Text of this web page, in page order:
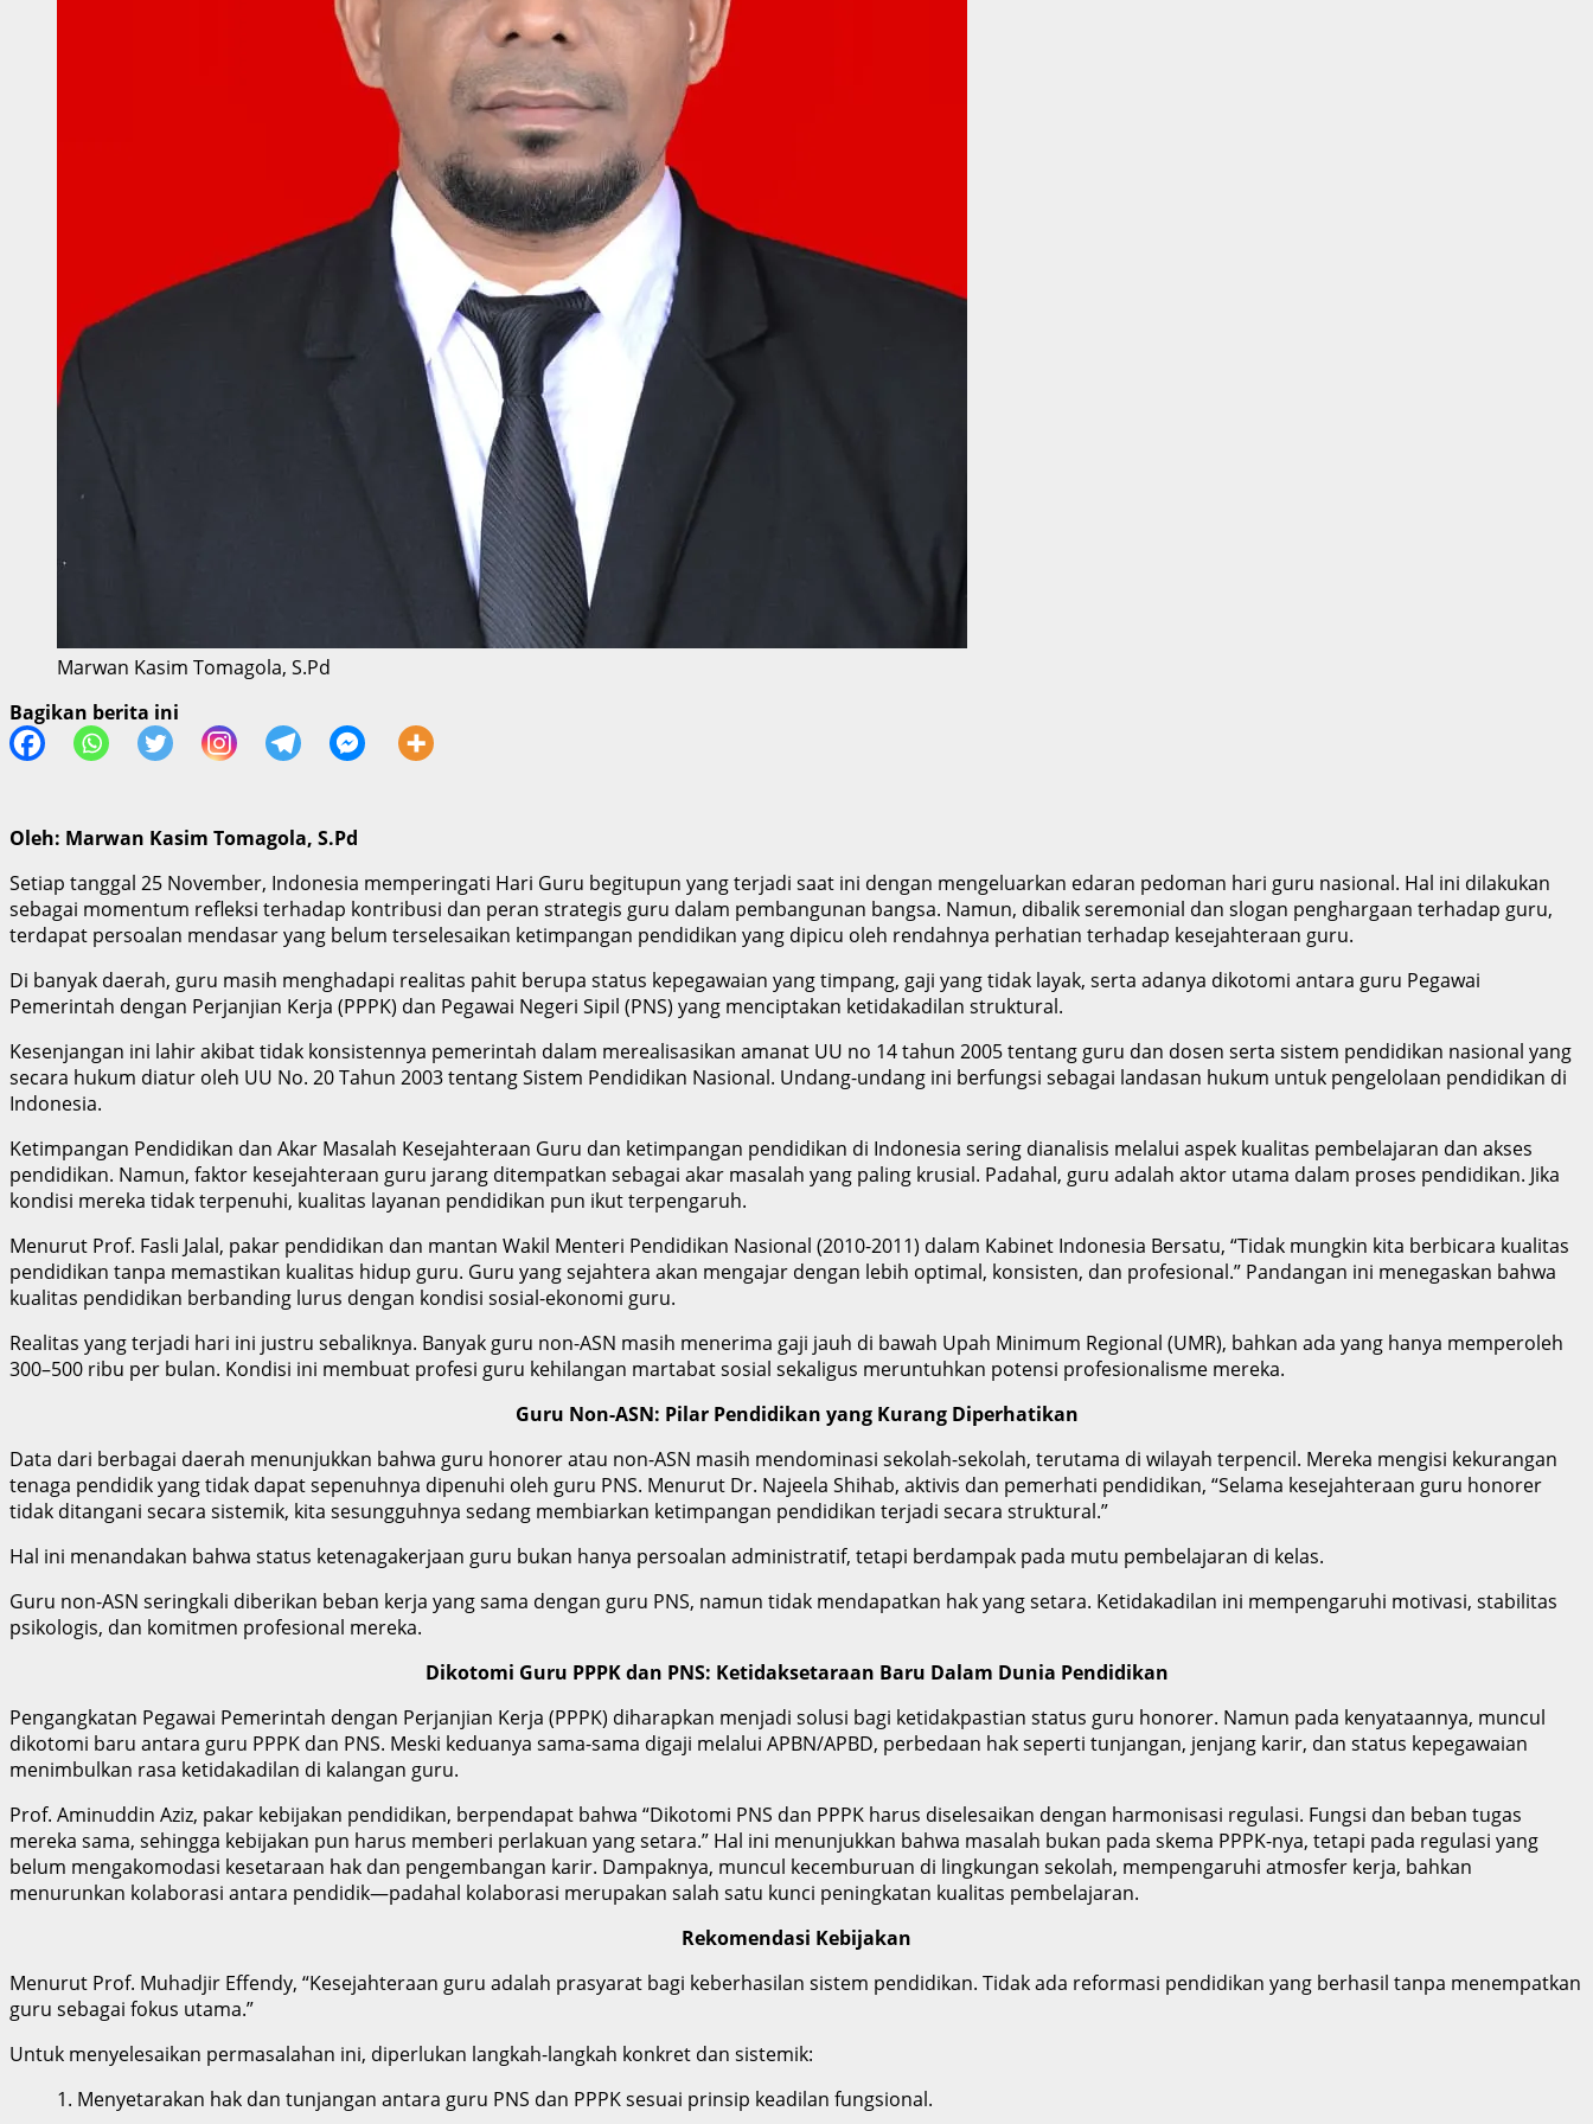
Marwan Kasim Tomagola, S.Pd
Bagikan berita ini
Oleh: Marwan Kasim Tomagola, S.Pd
Setiap tanggal 25 November, Indonesia memperingati Hari Guru begitupun yang terjadi saat ini dengan mengeluarkan edaran pedoman hari guru nasional. Hal ini dilakukan
sebagai momentum refleksi terhadap kontribusi dan peran strategis guru dalam pembangunan bangsa. Namun, dibalik seremonial dan slogan penghargaan terhadap guru,
terdapat persoalan mendasar yang belum terselesaikan ketimpangan pendidikan yang dipicu oleh rendahnya perhatian terhadap kesejahteraan guru.
Di banyak daerah, guru masih menghadapi realitas pahit berupa status kepegawaian yang timpang, gaji yang tidak layak, serta adanya dikotomi antara guru Pegawai
Pemerintah dengan Perjanjian Kerja (PPPK) dan Pegawai Negeri Sipil (PNS) yang menciptakan ketidakadilan struktural.
Kesenjangan ini lahir akibat tidak konsistennya pemerintah dalam merealisasikan amanat UU no 14 tahun 2005 tentang guru dan dosen serta sistem pendidikan nasional yang
secara hukum diatur oleh UU No. 20 Tahun 2003 tentang Sistem Pendidikan Nasional. Undang-undang ini berfungsi sebagai landasan hukum untuk pengelolaan pendidikan di
Indonesia.
Ketimpangan Pendidikan dan Akar Masalah Kesejahteraan Guru dan ketimpangan pendidikan di Indonesia sering dianalisis melalui aspek kualitas pembelajaran dan akses
pendidikan. Namun, faktor kesejahteraan guru jarang ditempatkan sebagai akar masalah yang paling krusial. Padahal, guru adalah aktor utama dalam proses pendidikan. Jika
kondisi mereka tidak terpenuhi, kualitas layanan pendidikan pun ikut terpengaruh.
Menurut Prof. Fasli Jalal, pakar pendidikan dan mantan Wakil Menteri Pendidikan Nasional (2010-2011) dalam Kabinet Indonesia Bersatu, “Tidak mungkin kita berbicara kualitas
pendidikan tanpa memastikan kualitas hidup guru. Guru yang sejahtera akan mengajar dengan lebih optimal, konsisten, dan profesional.” Pandangan ini menegaskan bahwa
kualitas pendidikan berbanding lurus dengan kondisi sosial-ekonomi guru.
Realitas yang terjadi hari ini justru sebaliknya. Banyak guru non-ASN masih menerima gaji jauh di bawah Upah Minimum Regional (UMR), bahkan ada yang hanya memperoleh
300–500 ribu per bulan. Kondisi ini membuat profesi guru kehilangan martabat sosial sekaligus meruntuhkan potensi profesionalisme mereka.
Guru Non-ASN: Pilar Pendidikan yang Kurang Diperhatikan
Data dari berbagai daerah menunjukkan bahwa guru honorer atau non-ASN masih mendominasi sekolah-sekolah, terutama di wilayah terpencil. Mereka mengisi kekurangan
tenaga pendidik yang tidak dapat sepenuhnya dipenuhi oleh guru PNS. Menurut Dr. Najeela Shihab, aktivis dan pemerhati pendidikan, “Selama kesejahteraan guru honorer
tidak ditangani secara sistemik, kita sesungguhnya sedang membiarkan ketimpangan pendidikan terjadi secara struktural.”
Hal ini menandakan bahwa status ketenagakerjaan guru bukan hanya persoalan administratif, tetapi berdampak pada mutu pembelajaran di kelas.
Guru non-ASN seringkali diberikan beban kerja yang sama dengan guru PNS, namun tidak mendapatkan hak yang setara. Ketidakadilan ini mempengaruhi motivasi, stabilitas
psikologis, dan komitmen profesional mereka.
Dikotomi Guru PPPK dan PNS: Ketidaksetaraan Baru Dalam Dunia Pendidikan
Pengangkatan Pegawai Pemerintah dengan Perjanjian Kerja (PPPK) diharapkan menjadi solusi bagi ketidakpastian status guru honorer. Namun pada kenyataannya, muncul
dikotomi baru antara guru PPPK dan PNS. Meski keduanya sama-sama digaji melalui APBN/APBD, perbedaan hak seperti tunjangan, jenjang karir, dan status kepegawaian
menimbulkan rasa ketidakadilan di kalangan guru.
Prof. Aminuddin Aziz, pakar kebijakan pendidikan, berpendapat bahwa “Dikotomi PNS dan PPPK harus diselesaikan dengan harmonisasi regulasi. Fungsi dan beban tugas
mereka sama, sehingga kebijakan pun harus memberi perlakuan yang setara.” Hal ini menunjukkan bahwa masalah bukan pada skema PPPK-nya, tetapi pada regulasi yang
belum mengakomodasi kesetaraan hak dan pengembangan karir. Dampaknya, muncul kecemburuan di lingkungan sekolah, mempengaruhi atmosfer kerja, bahkan
menurunkan kolaborasi antara pendidik—padahal kolaborasi merupakan salah satu kunci peningkatan kualitas pembelajaran.
Rekomendasi Kebijakan
Menurut Prof. Muhadjir Effendy, “Kesejahteraan guru adalah prasyarat bagi keberhasilan sistem pendidikan. Tidak ada reformasi pendidikan yang berhasil tanpa menempatkan
guru sebagai fokus utama.”
Untuk menyelesaikan permasalahan ini, diperlukan langkah-langkah konkret dan sistemik:
1. Menyetarakan hak dan tunjangan antara guru PNS dan PPPK sesuai prinsip keadilan fungsional.